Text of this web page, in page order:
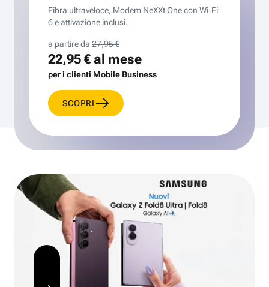
Fibra ultraveloce, Modem NeXXt One con Wi‑Fi
6 e attivazione inclusi.
a partire da 27,95 €
22,95 €al mese
per i clienti Mobile Business
SCOPRI